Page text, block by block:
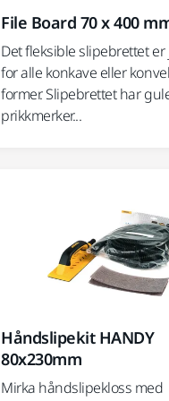
File Board 70 x 400
Det fleksible slipebrettet
for alle konkave eller
former. Slipebrettet har
prikkmerker...
Håndslipekit HANDY
80x230mm
Mirka håndslipekloss med